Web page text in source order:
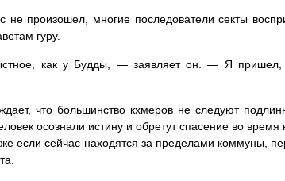
не произошел, многие последователи секты
гуру.
как у Будды, — заявляет он. — Я пришел,
что большинство кхмеров не следуют
осознали истину и обретут спасение во
если сейчас находятся за пределами коммуны,